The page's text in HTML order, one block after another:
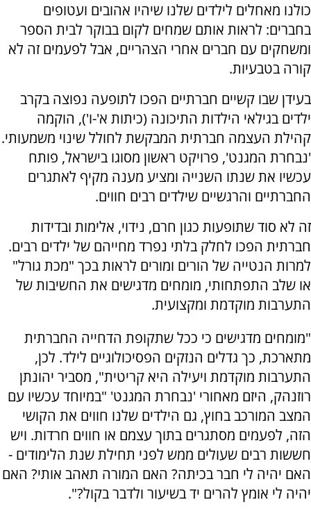
כולנו מאחלים לילדים שלנו שיהיו אהובים ועטופים
בחברים: לראות אותם שמחים לקום בבוקר לבית הספר
ומשחקים עם חברים אחרי הצהריים, אבל לפעמים זה לא
קורה בטבעיות.
בעידן שבו קשיים חברתיים הפכו לתופעה נפוצה בקרב
ילדים בגילאי הילדות התיכונה (כיתות א'-ו'), הוקמה
קהילת העצמה חברתית המבקשת לחולל שינוי משמעותי.
'נבחרת המגנט', פרויקט ראשון מסוגו בישראל, פותח
עכשיו את שנתו השנייה ומציע מענה מקיף לאתגרים
החברתיים והרגשיים שילדים רבים חווים.
זה לא סוד שתופעות כגון חרם, נידוי, אלימות ובדידות
חברתית הפכו לחלק בלתי נפרד מחייהם של ילדים רבים.
למרות הנטייה של הורים ומורים לראות בכך "מכת גורל"
או שלב התפתחותי, מומחים מדגישים את החשיבות של
התערבות מוקדמת ומקצועית.
"מומחים מדגישים כי ככל שתקופת הדחייה החברתית
מתארכת, כך גדלים הנזקים הפסיכולוגיים לילד. לכן,
התערבות מוקדמת ויעילה היא קריטית", מסביר יהונתן
רוזנהק, היזם מאחורי 'נבחרת המגנט' "במיוחד עכשיו עם
המצב המורכב בחוץ, גם הילדים שלנו חווים את הקושי
הזה, לפעמים מסתגרים בתוך עצמם או חווים חרדות. ויש
חששות רבים שעולים ממש לפני תחילת שנת הלימודים -
האם יהיה לי חבר בכיתה? האם המורה תאהב אותי? האם
יהיה לי אומץ להרים יד בשיעור ולדבר בקול?".